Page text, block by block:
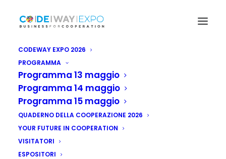
CODEWAY EXPO 2026
PROGRAMMA
Programma 13 maggio
Programma 14 maggio
Programma 15 maggio
QUADERNO DELLA COOPERAZIONE 2026
YOUR FUTURE IN COOPERATION
VISITATORI
ESPOSITORI